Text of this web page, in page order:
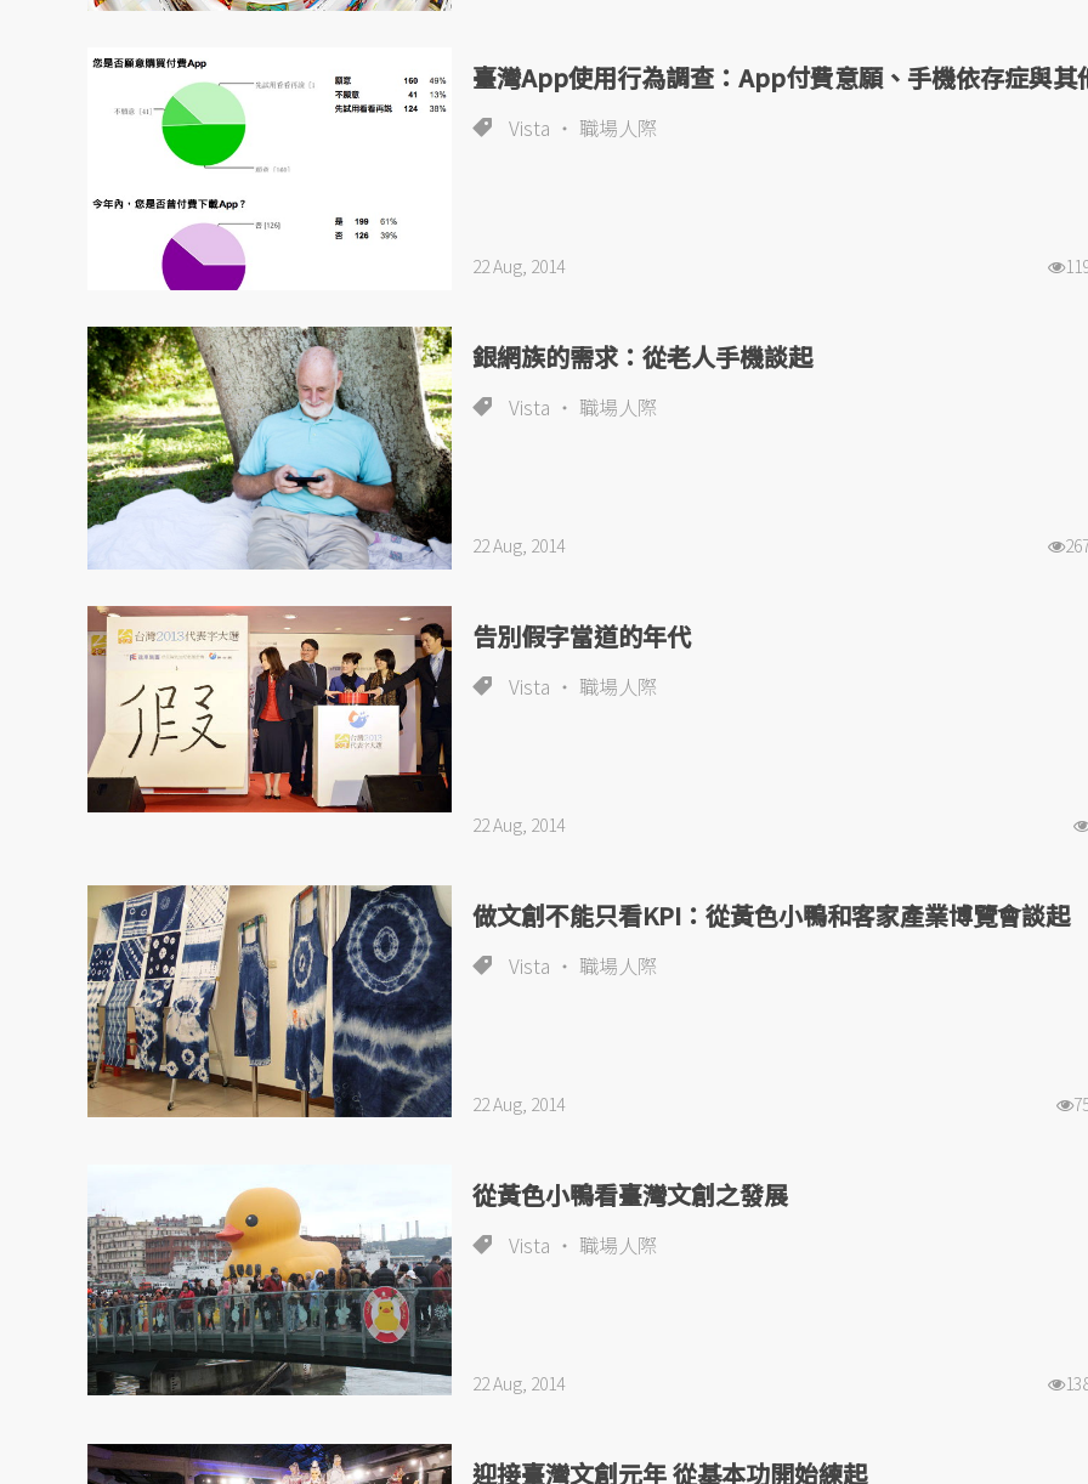
臺灣App使用行為調查：App付費意願、手機依存症與其
Vista 職場人際
22 Aug, 2014
銀網族的需求：從老人手機談起
Vista 職場人際
22 Aug, 2014
告別假字當道的年代
Vista 職場人際
22 Aug, 2014
做文創不能只看KPI：從黃色小鴨和客家產業博覽會談起
Vista 職場人際
22 Aug, 2014
從黃色小鴨看臺灣文創之發展
Vista 職場人際
22 Aug, 2014
迎接臺灣文創元年 從基本功開始練起